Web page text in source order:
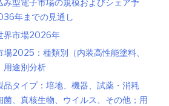
み型電子市場の規模およびシェア予
年までの見通し
界市場2026年
2025：種類別（内装高性能塗料、
用途別分析
品タイプ：培地、機器、試薬・消耗
菌、真核生物、ウイルス、その他；用